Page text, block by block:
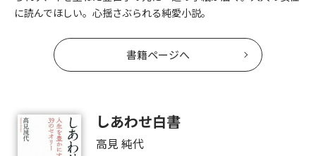
に読んでほしい。心揺さぶられる純愛小説。
書籍ページへ
しあわせ白書
高見 純代